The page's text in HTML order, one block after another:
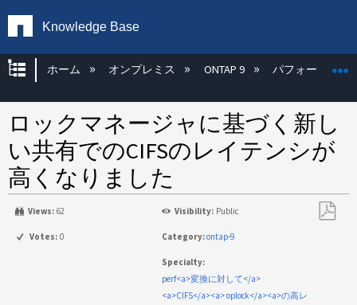
Knowledge Base
グローバル階層を展開/折りたたむ
ホーム オンプレミス ONTAP 9 パフォーマンス
ロックマネージャに基づく新し
い共有でのCIFSのレイテンシが
高くなりました
Views: 62 Visibility: Public
Votes: 0 Category:ontap-9
Specialty:
perf<a>変換に対して</a>
<a>CIFS</a><a> oplock</a><a>の高レ